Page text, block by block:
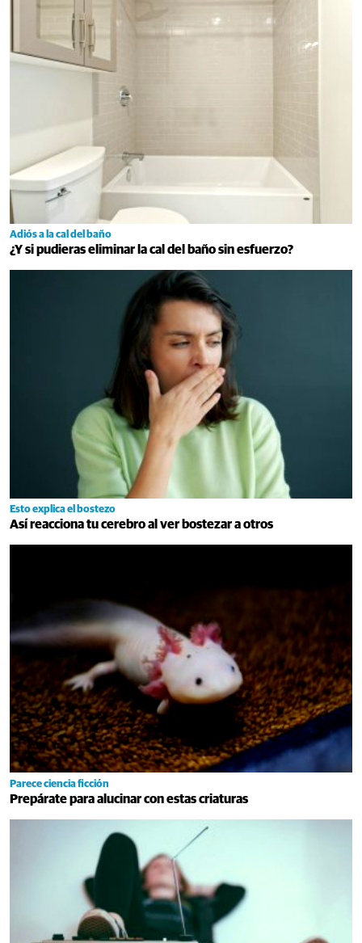
Adiós a la cal del baño
¿Y si pudieras eliminar la cal del baño sin esfuerzo?
Esto explica el bostezo
Así reacciona tu cerebro al ver bostezar a otros
Parece ciencia ficción
Prepárate para alucinar con estas criaturas